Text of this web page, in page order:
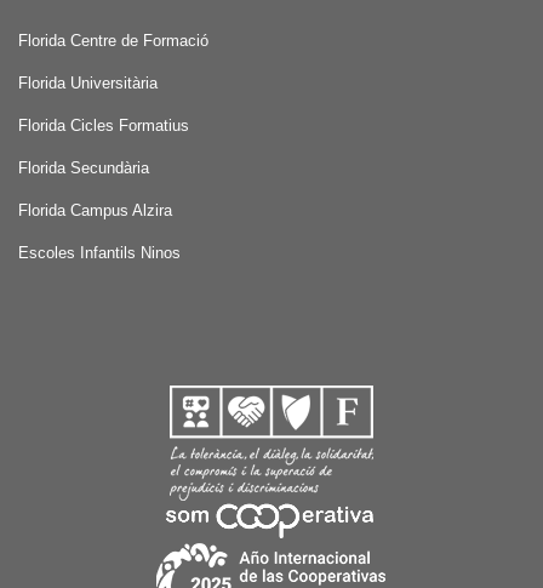
Florida Centre de Formació
Florida Universitària
Florida Cicles Formatius
Florida Secundària
Florida Campus Alzira
Escoles Infantils Ninos